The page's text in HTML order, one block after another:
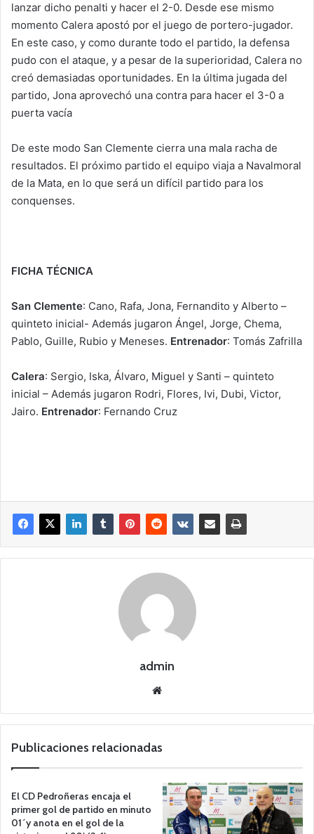
lanzar dicho penalti y hacer el 2-0. Desde ese mismo
momento Calera apostó por el juego de portero-jugador.
En este caso, y como durante todo el partido, la defensa
pudo con el ataque, y a pesar de la superioridad, Calera no
creó demasiadas oportunidades. En la última jugada del
partido, Jona aprovechó una contra para hacer el 3-0 a
puerta vacía
De este modo San Clemente cierra una mala racha de
resultados. El próximo partido el equipo viaja a Navalmoral
de la Mata, en lo que será un difícil partido para los
conquenses.
FICHA TÉCNICA
San Clemente: Cano, Rafa, Jona, Fernandito y Alberto –
quinteto inicial- Además jugaron Ángel, Jorge, Chema,
Pablo, Guille, Rubio y Meneses. Entrenador: Tomás Zafrilla
Calera: Sergio, Iska, Álvaro, Miguel y Santi – quinteto
inicial – Además jugaron Rodri, Flores, Ivi, Dubi, Victor,
Jairo. Entrenador: Fernando Cruz
admin
we
Publicaciones relacionadas
El CD Pedroñeras encaja el
primer gol de partido en minuto
01´y anota en el gol de la